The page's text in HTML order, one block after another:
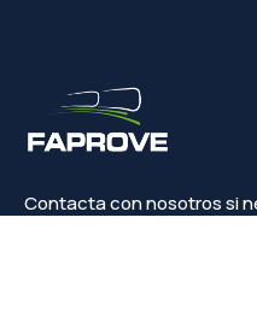
Contacta con nosotros si